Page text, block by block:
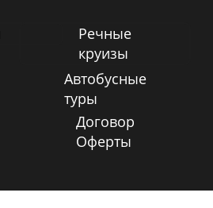
Речные
круизы
Автобусные
туры
Договор
Оферты